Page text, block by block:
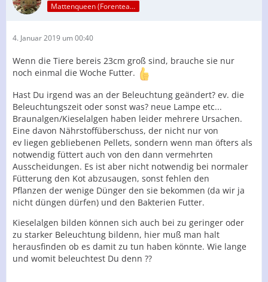
Mattenqueen (Forenteam)
4. Januar 2019 um 00:40
Wenn die Tiere bereis 23cm groß sind, brauche sie nur
noch einmal die Woche Futter.
Hast Du irgend was an der Beleuchtung geändert? ev. die
Beleuchtungszeit oder sonst was? neue Lampe etc...
Braunalgen/Kieselalgen haben leider mehrere Ursachen.
Eine davon Nährstoffüberschuss, der nicht nur von
ev liegen gebliebenen Pellets, sondern wenn man öfters als
notwendig füttert auch von den dann vermehrten
Ausscheidungen. Es ist aber nicht notwendig bei normaler
Fütterung den Kot abzusaugen, sonst fehlen den
Pflanzen der wenige Dünger den sie bekommen (da wir ja
nicht düngen dürfen) und den Bakterien Futter.
Kieselalgen bilden können sich auch bei zu geringer oder
zu starker Beleuchtung bildenn, hier muß man halt
herausfinden ob es damit zu tun haben könnte. Wie lange
und womit beleuchtest Du denn ??